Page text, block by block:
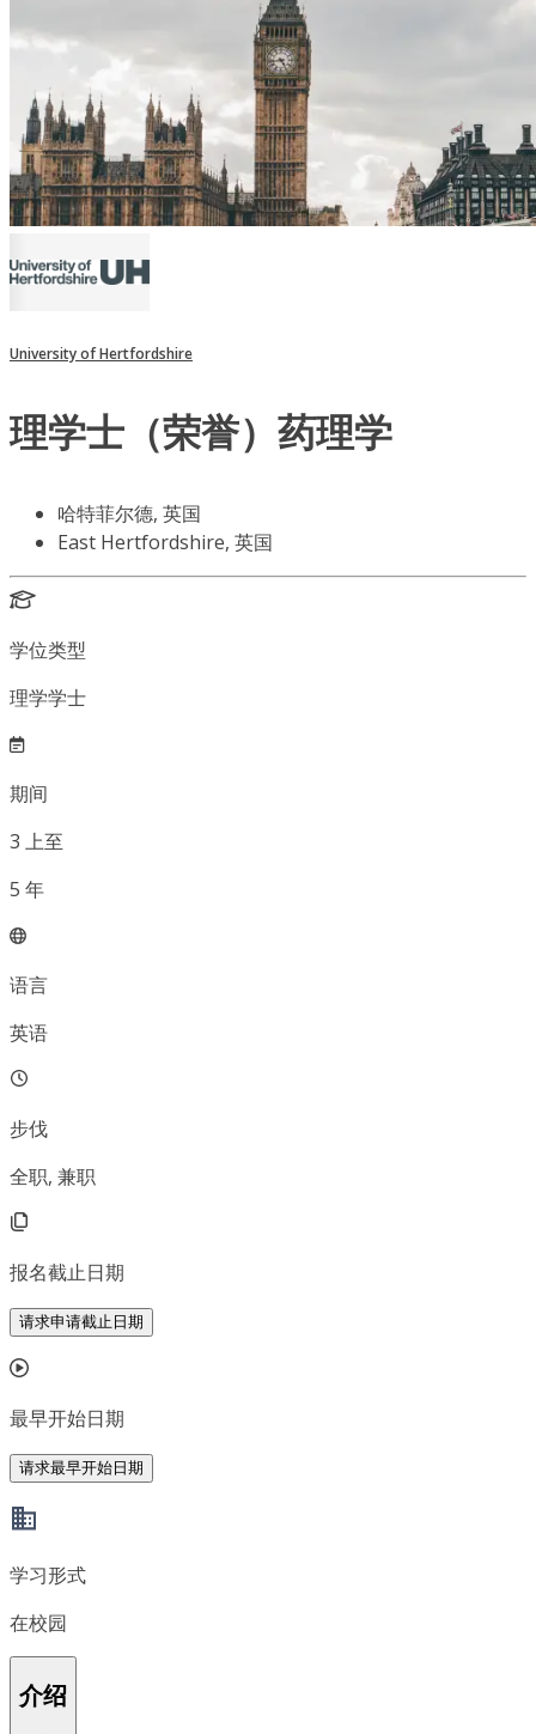
University of Hertfordshire
理学士（荣誉）药理学
哈特菲尔德, 英国
East Hertfordshire, 英国
学位类型
理学学士
期间
3 上至
5 年
语言
英语
步伐
全职, 兼职
报名截止日期
请求申请截止日期
最早开始日期
请求最早开始日期
学习形式
在校园
介绍